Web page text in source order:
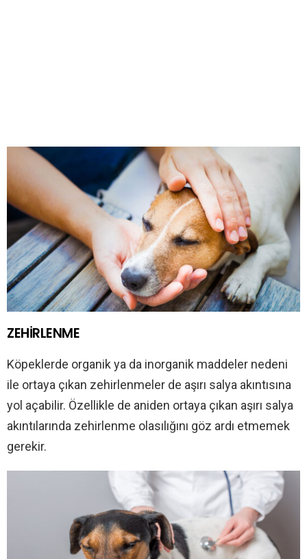
ZEHİRLENME
Köpeklerde organik ya da inorganik maddeler nedeni
ile ortaya çıkan zehirlenmeler de aşırı salya akıntısına
yol açabilir. Özellikle de aniden ortaya çıkan aşırı salya
akıntılarında zehirlenme olasılığını göz ardı etmemek
gerekir.